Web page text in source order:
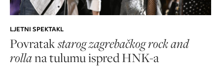
LJETNI SPEKTAKL
Povratakstarog zagrebačkog rock and
rollana tulumu ispred HNK-a